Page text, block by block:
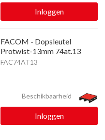
Inloggen
FACOM - Dopsleutel
Protwist-13mm 74at.13
FAC74AT13
Beschikbaarheid
Inloggen